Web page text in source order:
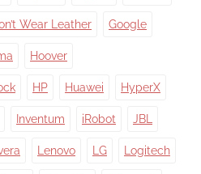
Wear Leather Google
Hoover
HP Huawei HyperX
Inventum iRobot JBL
Lenovo LG Logitech